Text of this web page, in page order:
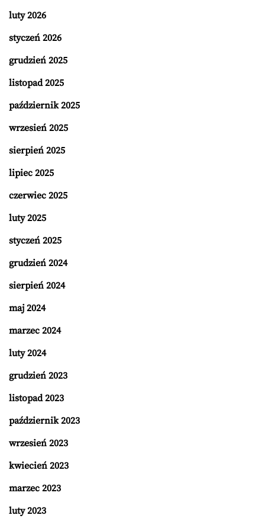
luty 2026
styczeń 2026
grudzień 2025
listopad 2025
październik 2025
wrzesień 2025
sierpień 2025
lipiec 2025
czerwiec 2025
luty 2025
styczeń 2025
grudzień 2024
sierpień 2024
maj 2024
marzec 2024
luty 2024
grudzień 2023
listopad 2023
październik 2023
wrzesień 2023
kwiecień 2023
marzec 2023
luty 2023